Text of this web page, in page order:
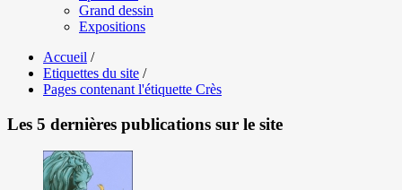
Grand dessin
Expositions
Accueil /
Etiquettes du site /
Pages contenant l'étiquette Crès
Les 5 dernières publications sur le site